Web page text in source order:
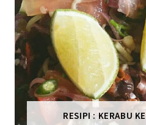
RESIPI : KERABU